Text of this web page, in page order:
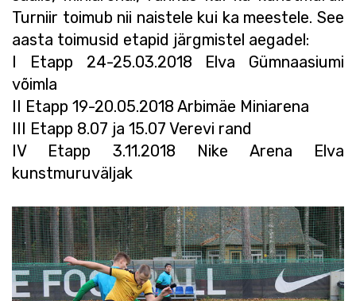
Turniir toimub nii naistele kui ka meestele. See
aasta toimusid etapid järgmistel aegadel:
I Etapp 24-25.03.2018 Elva Gümnaasiumi
võimla
II Etapp 19-20.05.2018 Arbimäe Miniarena
III Etapp 8.07 ja 15.07 Verevi rand
IV Etapp 3.11.2018 Nike Arena Elva
kunstmuruväljak